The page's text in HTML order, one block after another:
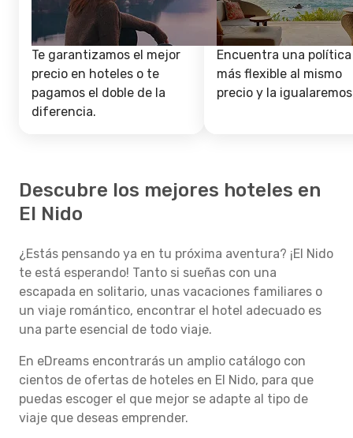
Te garantizamos el mejor
precio en hoteles o te
pagamos el doble de la
diferencia.
Encuentra una política
más flexible al mismo
precio y la
Descubre los mejores hoteles en
El Nido
¿Estás pensando ya en tu próxima aventura? ¡El Nido
te está esperando! Tanto si sueñas con una
escapada en solitario, unas vacaciones familiares o
un viaje romántico, encontrar el hotel adecuado es
una parte esencial de todo viaje.
En eDreams encontrarás un amplio catálogo con
cientos de ofertas de hoteles en El Nido, para que
puedas escoger el que mejor se adapte al tipo de
viaje que deseas emprender.